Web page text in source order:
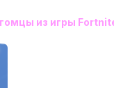
из игры